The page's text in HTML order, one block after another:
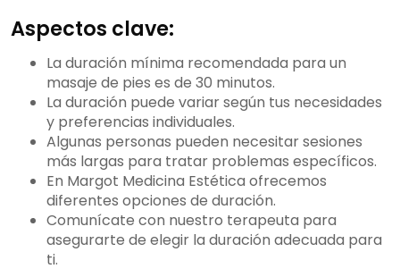
Aspectos clave:
La duración mínima recomendada para un
masaje de pies es de 30 minutos.
La duración puede variar según tus necesidades
y preferencias individuales.
Algunas personas pueden necesitar sesiones
más largas para tratar problemas específicos.
En Margot Medicina Estética ofrecemos
diferentes opciones de duración.
Comunícate con nuestro terapeuta para
asegurarte de elegir la duración adecuada para
ti.